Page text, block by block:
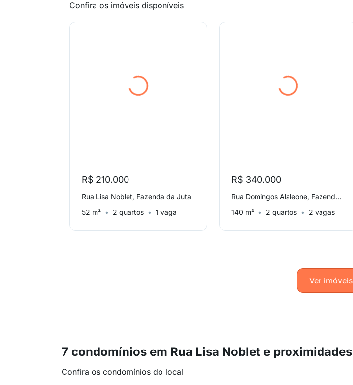
Confira os imóveis disponíveis
R$ 210.000
Rua Lisa Noblet, Fazenda da Juta
52 m²
2 quartos 1 vaga
R$ 340.000
Rua Domingos Alaleone, Fazenda da Juta
140 m²
2 quartos 2 vagas
Ver imóveis
7 condomínios em Rua Lisa Noblet e proximidades
Confira os condomínios do local